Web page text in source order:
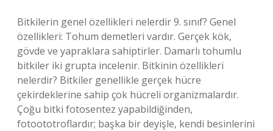
Bitkilerin genel özellikleri nelerdir 9. sınıf? Genel
özellikleri: Tohum demetleri vardır. Gerçek kök,
gövde ve yapraklara sahiptirler. Damarlı tohumlu
bitkiler iki grupta incelenir. Bitkinin özellikleri
nelerdir? Bitkiler genellikle gerçek hücre
çekirdeklerine sahip çok hücreli organizmalardır.
Çoğu bitki fotosentez yapabildiğinden,
fotoototroflardır; başka bir deyişle, kendi besinlerini